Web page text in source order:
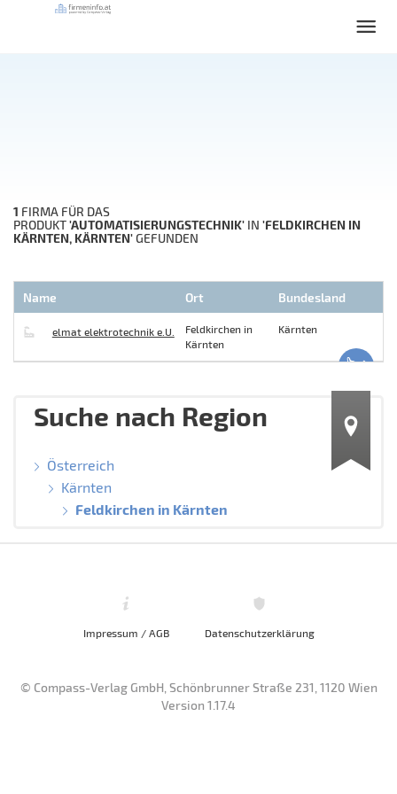
1 FIRMA FÜR DAS
PRODUKT'AUTOMATISIERUNGSTECHNIK' IN 'FELDKIRCHEN IN
KÄRNTEN, KÄRNTEN'GEFUNDEN
Name Ort Bundesland
elmat elektrotechnik e.U.
Feldkirchen in
Kärnten
Kärnten
Suche nach Region
Österreich
Kärnten
Feldkirchen in Kärnten
Impressum / AGB Datenschutzerklärung
© Compass-Verlag GmbH, Schönbrunner Straße 231, 1120 Wien
Version 1.17.4